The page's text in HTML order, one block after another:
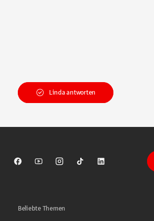
Linda antworten
Sparkasse auf Facebook
Sparkasse auf Youtube
Sparkasse auf Instagram
Sparkasse auf TikTok
Sparkasse auf
Beliebte Themen